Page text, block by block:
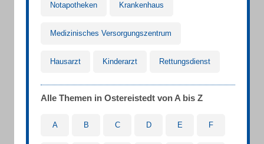
Notapotheken Krankenhaus
Medizinisches Versorgungszentrum
Hausarzt Kinderarzt Rettungsdienst
Alle Themen in Ostereistedt von A bis Z
A B C D E F